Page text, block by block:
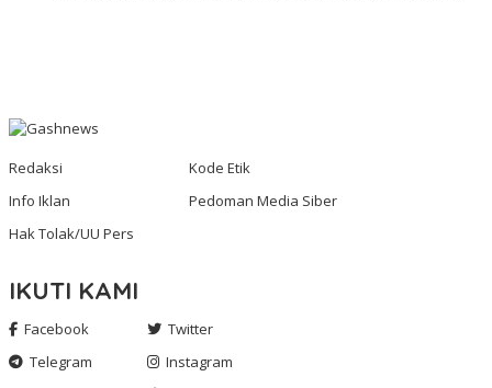
Redaksi
Kode Etik
Info Iklan
Pedoman Media Siber
Hak Tolak/UU Pers
IKUTI KAMI
Facebook
Twitter
Telegram
Instagram